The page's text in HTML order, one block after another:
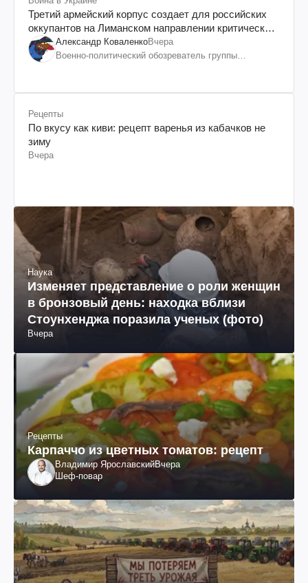
Третий армейский корпус создает для российских
оккупантов на Лиманском направлении критический
дискомфорт: как это удалось
Александр КоваленкоВчера
Военно-политический обозреватель группы
Рецепты
По вкусу как киви: рецепт варенья из кабачков не
зиму
Вчера
Наука
Изменяет представление о роли женщин
в бронзовый день: находка вблизи
Стоунхенджа поразила ученых (фото)
Вчера
Рецепты
Карпаччо из цветных томатов: рецепт
Владимир ЯрославскийВчера
Шеф-повар